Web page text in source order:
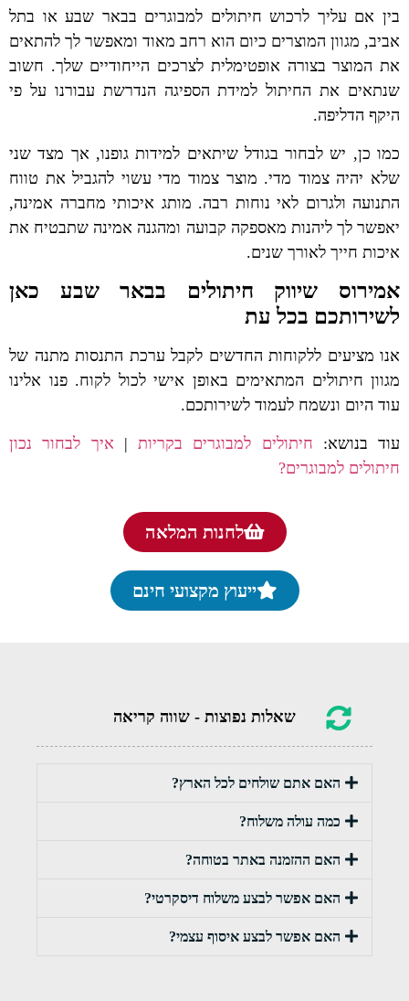
בין אם עליך לרכוש חיתולים למבוגרים בבאר שבע או בתל
אביב, מגוון המוצרים כיום הוא רחב מאוד ומאפשר לך להתאים
את המוצר בצורה אופטימלית לצרכים הייחודיים שלך. חשוב
שנתאים את החיתול למידת הספיגה הנדרשת עבורנו על פי
היקף הדליפה.
כמו כן, יש לבחור בגודל שיתאים למידות גופנו, אך מצד שני
שלא יהיה צמוד מדי. מוצר צמוד מדי עשוי להגביל את טווח
התנועה ולגרום לאי נוחות רבה. מותג איכותי מחברה אמינה,
יאפשר לך ליהנות מאספקה קבועה ומהגנה אמינה שתבטיח את
איכות חייך לאורך שנים.
אמירוס שיווק חיתולים בבאר שבע כאן
לשירותכם בכל עת
אנו מציעים ללקוחות החדשים לקבל ערכת התנסות מתנה של
מגוון חיתולים המתאימים באופן אישי לכול לקוח. פנו אלינו
עוד היום ונשמח לעמוד לשירותכם.
עוד בנושא: חיתולים למבוגרים בקריות | איך לבחור נכון
חיתולים למבוגרים?
לחנות המלאה
ייעוץ מקצועי חינם
שאלות נפוצות - שווה קריאה
האם אתם שולחים לכל הארץ?
כמה עולה משלוח?
האם ההזמנה באתר בטוחה?
האם אפשר לבצע משלוח דיסקרטי?
האם אפשר לבצע איסוף עצמי?